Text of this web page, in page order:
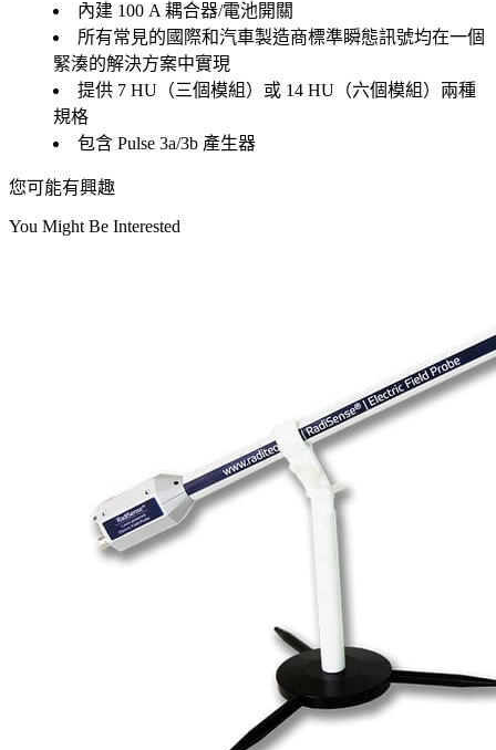
內建 100 A 耦合器/電池開關
所有常見的國際和汽車製造商標準瞬態訊號均在一個
緊湊的解決方案中實現
提供 7 HU（三個模組）或 14 HU（六個模組）兩種
規格
包含 Pulse 3a/3b 產生器
您可能有興趣
You Might Be Interested